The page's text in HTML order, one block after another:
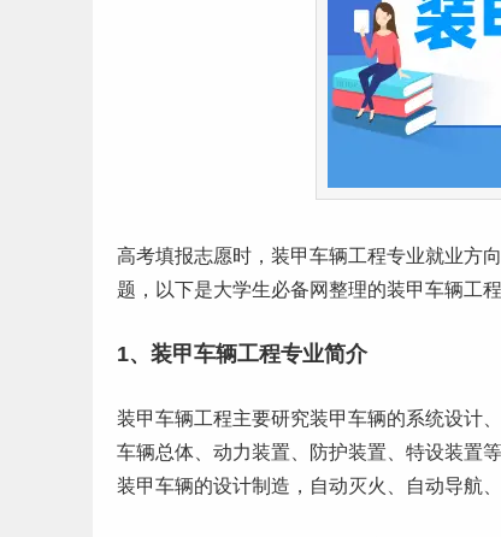
高考填报志愿时，装甲车辆工程专业就业方向
题，以下是大学生必备网整理的装甲车辆工程
1、装甲车辆工程专业简介
装甲车辆工程主要研究装甲车辆的系统设计
车辆总体、动力装置、防护装置、特设装置
装甲车辆的设计制造，自动灭火、自动导航